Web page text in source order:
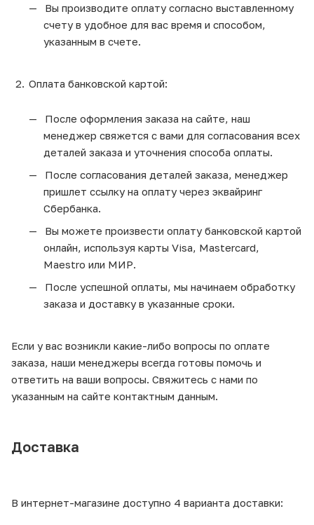
Вы производите оплату согласно выставленному
счету в удобное для вас время и способом,
указанным в счете.
Оплата банковской картой:
После оформления заказа на сайте, наш
менеджер свяжется с вами для согласования всех
деталей заказа и уточнения способа оплаты.
После согласования деталей заказа, менеджер
пришлет ссылку на оплату через эквайринг
Сбербанка.
Вы можете произвести оплату банковской картой
онлайн, используя карты Visa, Mastercard,
Maestro или МИР.
После успешной оплаты, мы начинаем обработку
заказа и доставку в указанные сроки.
Если у вас возникли какие-либо вопросы по оплате
заказа, наши менеджеры всегда готовы помочь и
ответить на ваши вопросы. Свяжитесь с нами по
указанным на сайте контактным данным.
Доставка
В интернет-магазине доступно 4 варианта доставки: